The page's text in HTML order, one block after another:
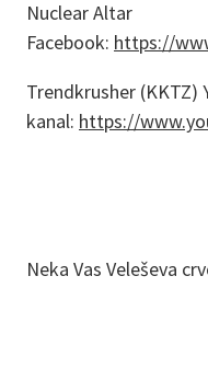
Nuclear Altar
Facebook: https://
Trendkrusher (KKTZ)
kanal: https://
Neka Vas Veleševa